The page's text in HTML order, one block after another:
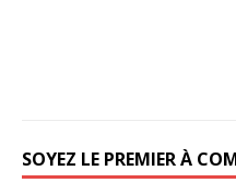
SOYEZ LE PREMIER À